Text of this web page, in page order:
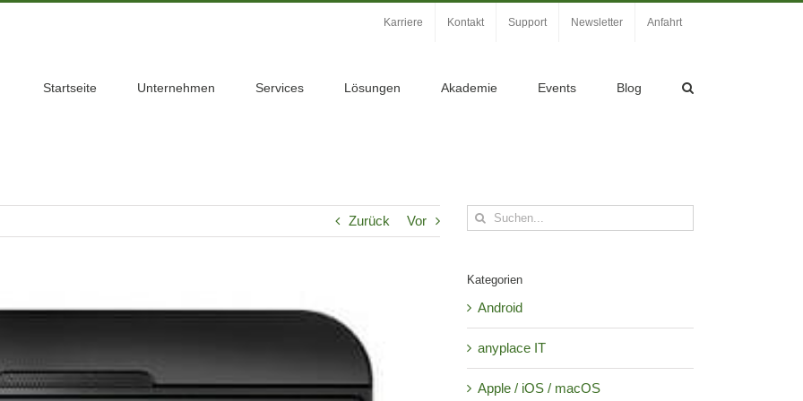
Karriere Kontakt Support Newsletter Anfahrt
Startseite Unternehmen Services Lösungen Akademie Events Blog
Zurück Vor
Suche
nach:
Kategorien
Android
anyplace IT
Apple / iOS / macOS